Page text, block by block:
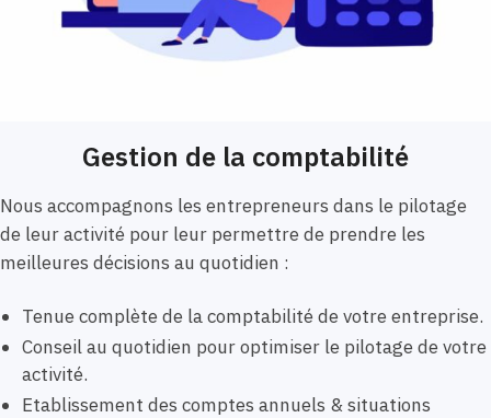
Gestion de la comptabilité
Nous accompagnons les entrepreneurs dans le pilotage
de leur activité pour leur permettre de prendre les
meilleures décisions au quotidien :
Tenue complète de la comptabilité de votre entreprise.
Conseil au quotidien pour optimiser le pilotage de votre
activité.
Etablissement des comptes annuels & situations